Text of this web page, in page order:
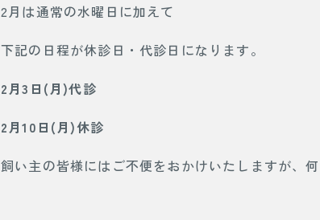
2月は通常の水曜日に加えて
下記の日程が休診日・代診日になります。
2月3日(月)代診
2月10日(月)休診
飼い主の皆様にはご不便をおかけいたしますが、